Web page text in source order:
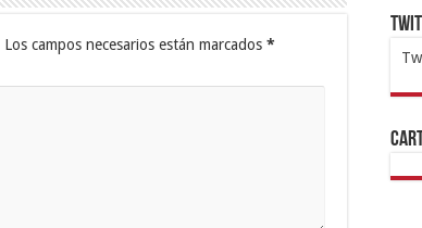
Los campos necesarios están marcados *